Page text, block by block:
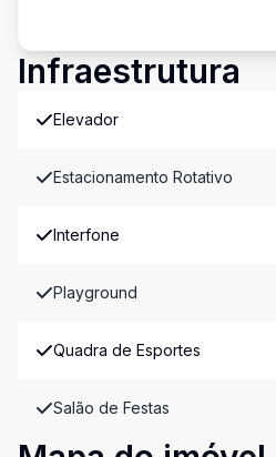
Infraestrutura
Elevador
Estacionamento Rotativo
Interfone
Playground
Quadra de Esportes
Salão de Festas